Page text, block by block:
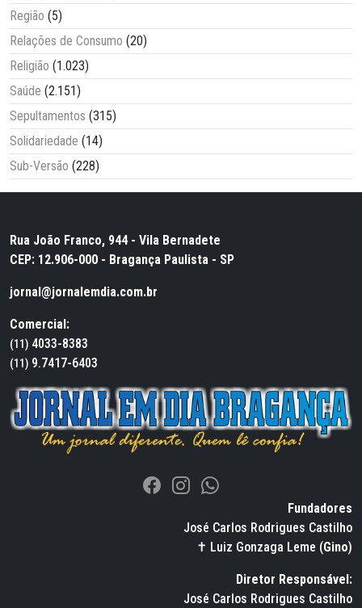
Região (5)
Relações de Consumo (20)
Religião (1.023)
Saúde (2.151)
Sepultamentos (315)
Solidariedade (14)
Sub-Versão (228)
Rua João Franco, 944 - Vila Bernadete
CEP: 12.906-000 - Bragança Paulista - SP
jornal@jornalemdia.com.br
Comercial:
(11) 4033-8383
(11) 9.7417-6403
Fundadores
José Carlos Rodrigues Castilho
✝ Luiz Gonzaga Leme (Gino)
Diretor Responsável:
José Carlos Rodrigues Castilho